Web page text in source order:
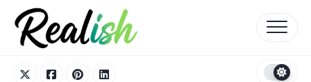
Перейти
содержанию